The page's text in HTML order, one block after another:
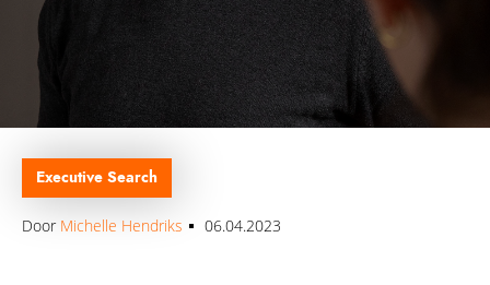
Vacatures
Over Quaestus
Nieuws & insights
Secure Base Leadership
Ons Team
Executive Search
Door Michelle Hendriks 06.04.2023